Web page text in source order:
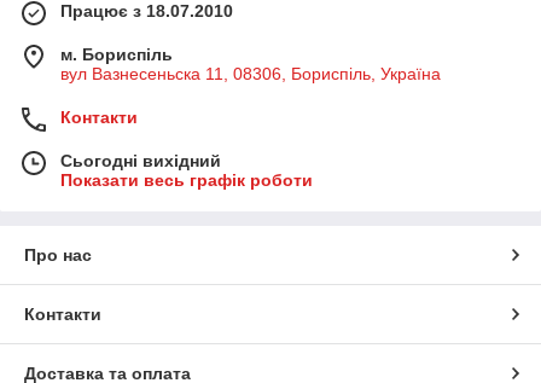
Працює з 18.07.2010
м. Бориспіль
вул Вазнесеньска 11, 08306, Бориспіль, Україна
Контакти
Сьогодні вихідний
Показати весь графік роботи
Про нас
Контакти
Доставка та оплата